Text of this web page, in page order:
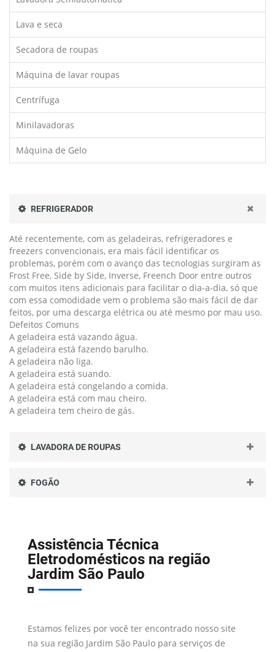
Lava e seca
Secadora de roupas
Máquina de lavar roupas
Centrífuga
Minilavadoras
Máquina de Gelo
REFRIGERADOR
Até recentemente, com as geladeiras, refrigeradores e
freezers convencionais, era mais fácil identificar os
problemas, porém com o avanço das tecnologias surgiram as
Frost Free, Side by Side, Inverse, Freench Door entre outros
com muitos itens adicionais para facilitar o dia-a-dia, só que
com essa comodidade vem o problema são mais fácil de dar
feitos, por uma descarga elétrica ou até mesmo por mau uso.
Defeitos Comuns
A geladeira está vazando água.
A geladeira está fazendo barulho.
A geladeira não liga.
A geladeira está suando.
A geladeira está congelando a comida.
A geladeira está com mau cheiro.
A geladeira tem cheiro de gás.
LAVADORA DE ROUPAS
FOGÃO
Assistência Técnica
Eletrodomésticos na região
Jardim São Paulo
Estamos felizes por você ter encontrado nosso site
na sua região Jardim São Paulo para serviços de